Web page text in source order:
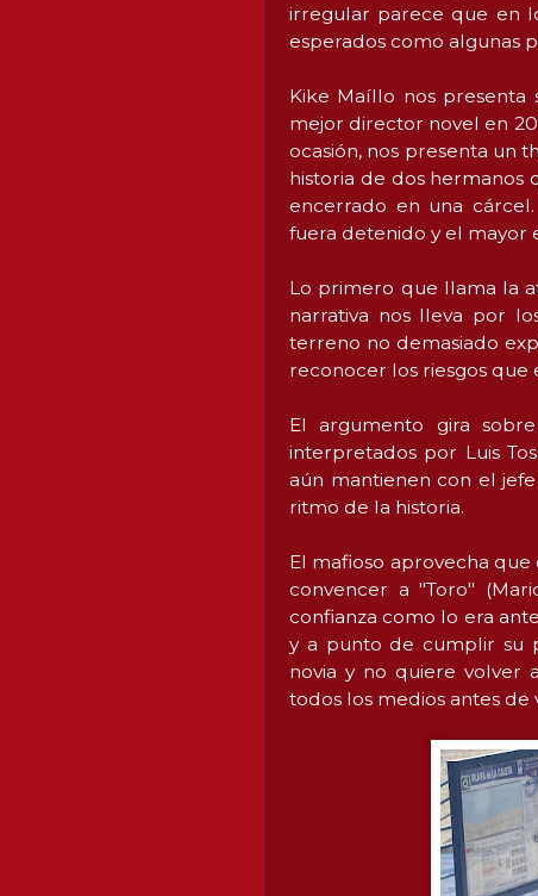
irregular parece que en
esperados como algunas
Kike Maíllo nos presenta
mejor director novel en
ocasión, nos presenta un
historia de dos hermanos
encerrado en una
fuera detenido y el mayor
Lo primero que llama la
narrativa nos lleva por
terreno no demasiado
reconocer los riesgos que
El argumento gira
interpretados por Luis
aún mantienen con el
ritmo de la historia.
El mafioso aprovecha
convencer a "Toro"
confianza como lo era
y a punto de cumplir su
novia y no quiere volver
todos los medios antes de